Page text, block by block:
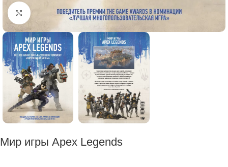
Click to enlarge
Мир игры Apex Legends